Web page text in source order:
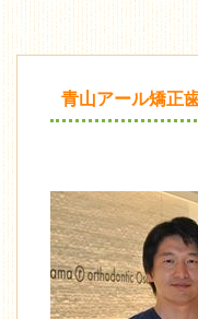
青山アール矯